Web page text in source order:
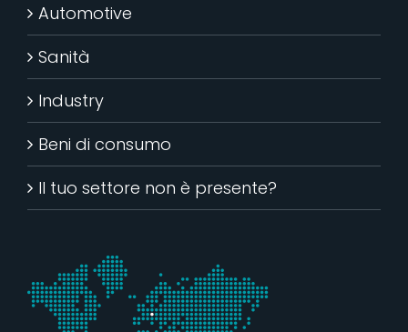
Automotive
Sanità
Industry
Beni di consumo
Il tuo settore non è presente?